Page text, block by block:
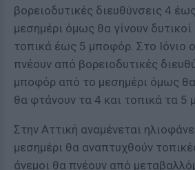
βορειοδυτικές διευθύνσεις 4
μεσημέρι όμως θα γίνουν
τοπικά έως 5 μποφόρ. Στο Ιόνιο
πνέουν από βορειοδυτικές
μποφόρ από το μεσημέρι όμως θα
θα φτάνουν τα 4 και τοπικά τα 5
Στην Αττική αναμένεται
μεσημέρι θα αναπτυχθούν
άνεμοι θα πνέουν από